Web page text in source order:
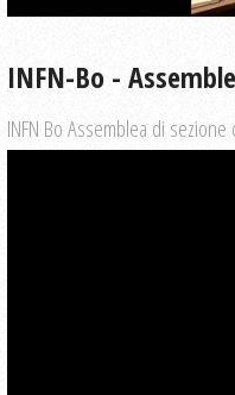
INFN-Bo -
INFN Bo Assemblea di